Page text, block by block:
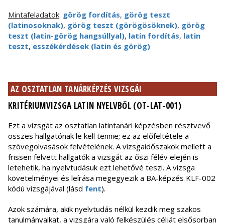
Mintafeladatok: görög fordítás, görög teszt
(latinosoknak), görög teszt (görögösöknek), görög
teszt (latin-görög hangsúllyal), latin fordítás, latin
teszt, esszékérdések (latin és görög)
AZ OSZTATLAN TANÁRKÉPZÉS VIZSGÁI
KRITÉRIUMVIZSGA LATIN NYELVBŐL (OT-LAT-001)
Ezt a vizsgát az osztatlan latintanári képzésben résztvevő
összes hallgatónak le kell tennie; ez az előfeltétele a
szövegolvasások felvételének. A vizsgaidőszakok mellett a
frissen felvett hallgatók a vizsgát az őszi félév elején is
letehetik, ha nyelvtudásuk ezt lehetővé teszi. A vizsga
követelményei és leírása megegyezik a BA-képzés KLF-002
kódú vizsgájával (lásd fent).
Azok számára, akik nyelvtudás nélkül kezdik meg szakos
tanulmányaikat, a vizsgára való felkészülés célját elsősorban